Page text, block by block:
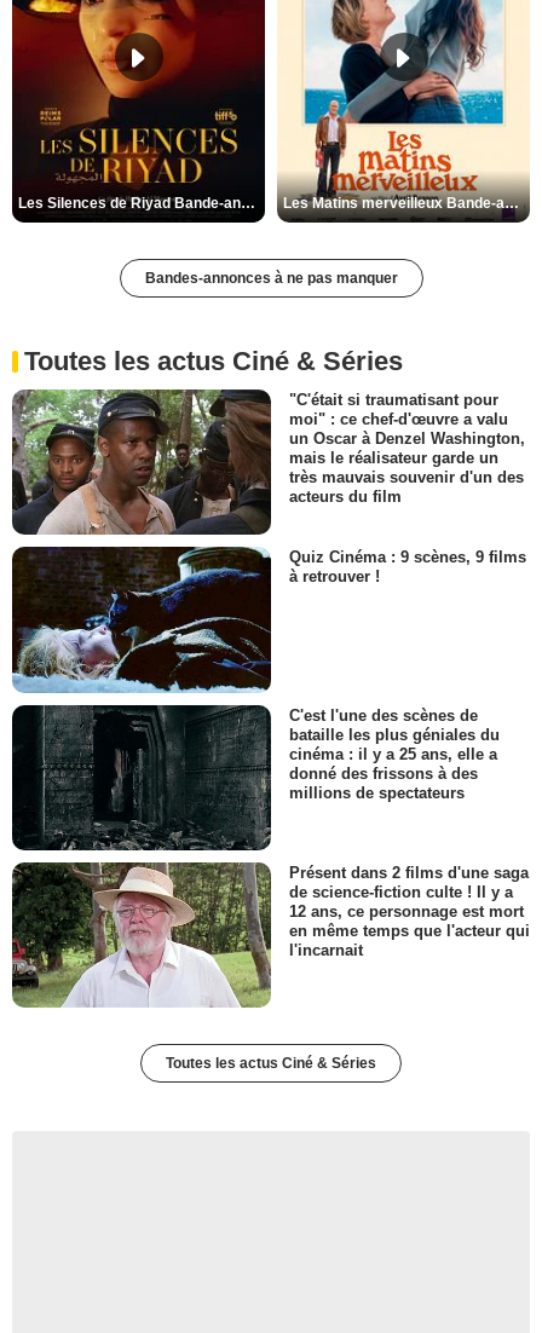
Les Silences de Riyad Bande-annonce VO STFR Les Matins merveilleux Bande-annonce VF
Bandes-annonces à ne pas manquer
Toutes les actus Ciné & Séries
"C'était si traumatisant pour
moi" : ce chef-d'œuvre a valu
un Oscar à Denzel Washington,
mais le réalisateur garde un
très mauvais souvenir d'un des
acteurs du film
Quiz Cinéma : 9 scènes, 9 films
à retrouver !
C'est l'une des scènes de
bataille les plus géniales du
cinéma : il y a 25 ans, elle a
donné des frissons à des
millions de spectateurs
Présent dans 2 films d'une saga
de science-fiction culte ! Il y a
12 ans, ce personnage est mort
en même temps que l'acteur qui
l'incarnait
Toutes les actus Ciné & Séries